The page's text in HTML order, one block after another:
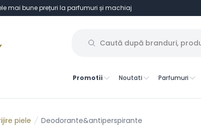
mai bune prețuri la parfumuri și machiaj
Promotii Noutati Parfumuri
piele Deodorante&antiperspirante